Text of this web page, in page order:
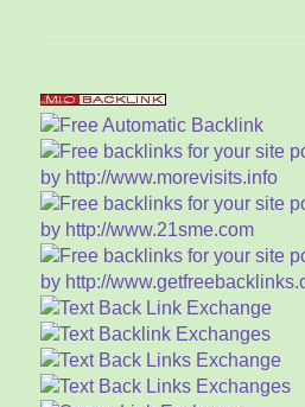
Tombak dan Perisai yang
Luar Biasa
Kelinci yang Cerdik Harus
Memiliki Tiga Lubang
Kisah Sebuah Jam
Riwayat Nabi Agung
Kongzi (Episode 4 -
Episode 13)
Raja Sun - Raja Berbakti
yang Menggugah
“Langit da...